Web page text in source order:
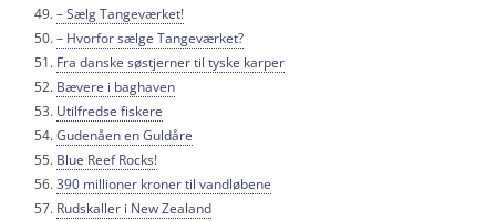
– Sælg Tangeværket!
– Hvorfor sælge Tangeværket?
Fra danske søstjerner til tyske karper
Bævere i baghaven
Utilfredse fiskere
Gudenåen en Guldåre
Blue Reef Rocks!
390 millioner kroner til vandløbene
Rudskaller i New Zealand